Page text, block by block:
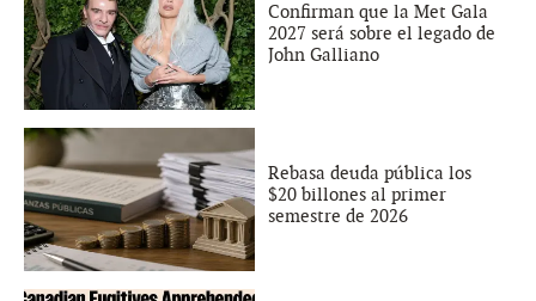
Confirman que la Met Gala
2027 será sobre el legado de
John Galliano
Rebasa deuda pública los
$20 billones al primer
semestre de 2026